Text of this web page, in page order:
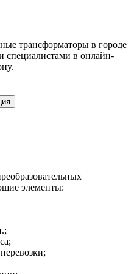
трансформаторы в городе
специалистами в онлайн-
элементы: